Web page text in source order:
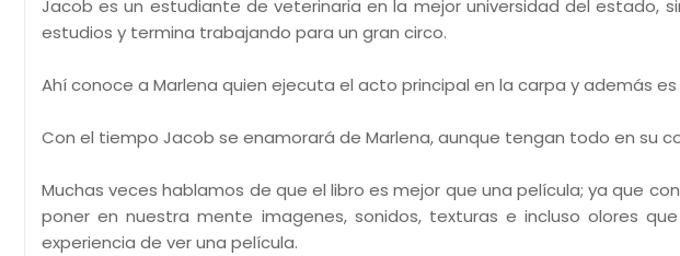
Jacob es un estudiante de veterinaria en la mejor universidad del estado,
estudios y termina trabajando para un gran circo.
Ahí conoce a Marlena quien ejecuta el acto principal en la carpa y además
Con el tiempo Jacob se enamorará de Marlena, aunque tengan todo en su
Muchas veces hablamos de que el libro es mejor que una película; ya que
poner en nuestra mente imagenes, sonidos, texturas e incluso olores
experiencia de ver una película.